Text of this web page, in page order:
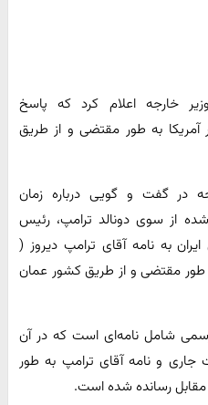
وزیر خارجه اعلام کرد که پاسخ
به طور مقتضی و از طریق
در گفت و گویی درباره زمان
از سوی دونالد ترامپ، رئیس
به نامه آقای ترامپ دیروز (
۶ فروردین ماه ۱۴۰۴) به طور مقتضی و از طریق کشور عمان
رسمی شامل نامه‌ای است که در آن
جاری و نامه آقای ترامپ به طور
رسانده شده است.